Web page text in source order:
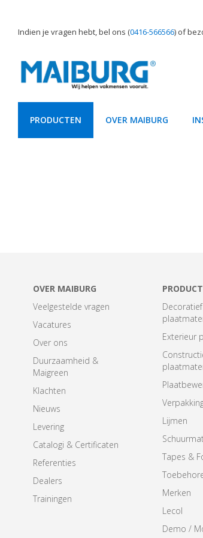
Indien je vragen hebt, bel ons (0416-566566) of
PRODUCTEN OVER MAIBURG
OVER MAIBURG
Veelgestelde vragen
Vacatures
Over ons
Duurzaamheid &
Maigreen
Klachten
Nieuws
Levering
Catalogi & Certificaten
Referenties
Dealers
Trainingen
Decoratief
Exterieur
Lijmen
Tapes &
Merken
Lecol
Demo /